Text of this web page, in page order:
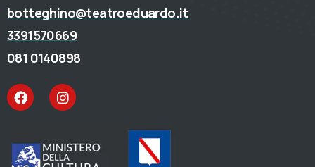
botteghino@teatroeduardo.it
3391570669
081 0140898